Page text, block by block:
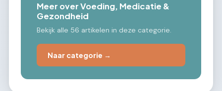
Meer over Voeding, Medicatie &
Gezondheid
Bekijk alle 56 artikelen in deze categorie.
Naar categorie →